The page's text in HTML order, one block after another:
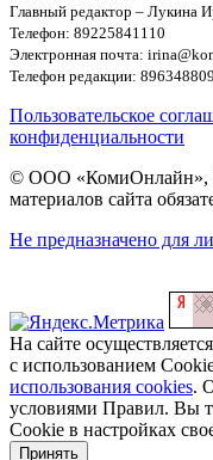
Главный редактор – Лукина
Телефон: 89225841110
Электронная почта:
Телефон редакции:
Пользовательское
конфиденциальности
© ООО «КомиОнлайн»,
материалов сайта
Не предназначено для
На сайте
с использованием
использования cookies.
условиями Правил. Вы
Cookie в настройках
Принять